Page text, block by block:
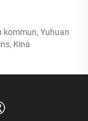
kommun, Yuhuan
Kina